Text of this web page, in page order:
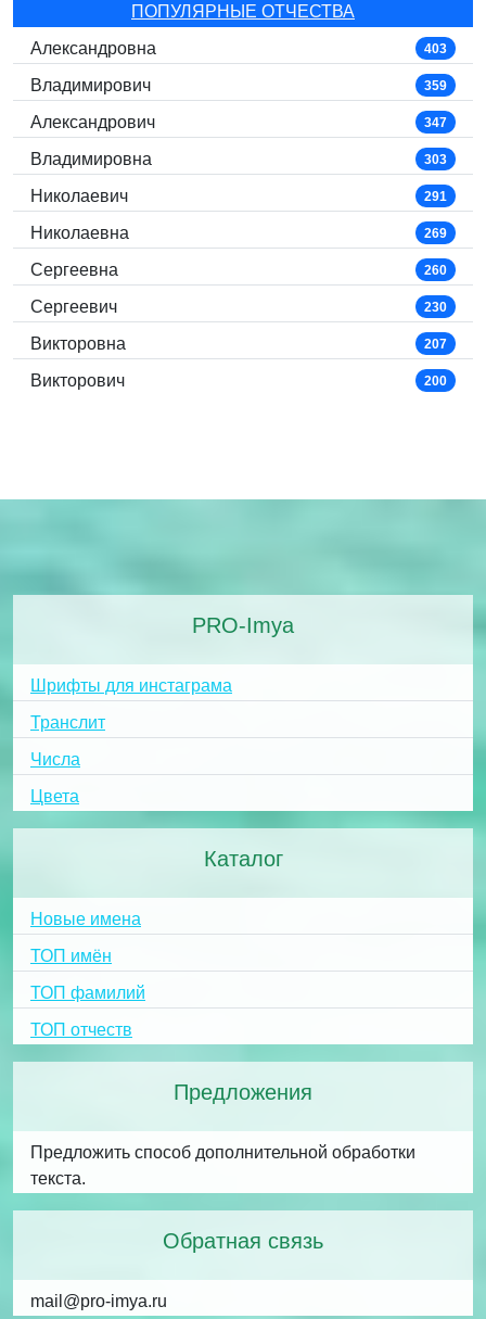
ПОПУЛЯРНЫЕ ОТЧЕСТВА
Александровна
403
Владимирович 359
Александрович 347
Владимировна 303
Николаевич 291
Николаевна 269
Сергеевна 260
Сергеевич 230
Викторовна 207
Викторович 200
PRO-Imya
Шрифты для инстаграма
Транслит
Числа
Цвета
Каталог
Новые имена
ТОП имён
ТОП фамилий
ТОП отчеств
Предложения
Предложить способ дополнительной обработки
текста.
Обратная связь
mail@pro-imya.ru